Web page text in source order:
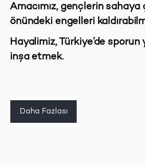
Amacımız, gençlerin sahaya
önündeki engelleri
Hayalimiz, Türkiye’de sporun
inşa etmek.
Daha Fazlası